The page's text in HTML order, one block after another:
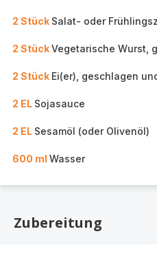
2 Stück Salat- oder
2 StückVegetarische Wurst,
2 Stück Ei(er), geschlagen
2 EL Sojasauce
2 EL Sesamöl (oder Olivenöl)
600 ml Wasser
Zubereitung